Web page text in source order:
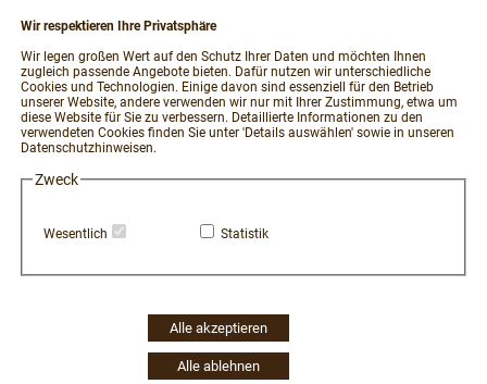
Wir respektieren Ihre Privatsphäre
Wir legen großen Wert auf den Schutz Ihrer Daten und möchten Ihnen
zugleich passende Angebote bieten. Dafür nutzen wir unterschiedliche
Cookies und Technologien. Einige davon sind essenziell für den Betrieb
unserer Website, andere verwenden wir nur mit Ihrer Zustimmung, etwa um
diese Website für Sie zu verbessern. Detaillierte Informationen zu den
verwendeten Cookies finden Sie unter 'Details auswählen' sowie in unseren
Datenschutzhinweisen.
Zweck
Wesentlich Statistik
Alle akzeptieren
Alle ablehnen
RECHTLICHES
Impressum
AGB und Kundeninformationen
Datenschutzerklärung
Widerrufsbelehrung / Muster-Widerrufsformular
Zahlung und Versand
Widerruf Cookie-Einwilligung